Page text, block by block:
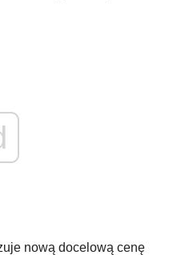
nową docelową cenę